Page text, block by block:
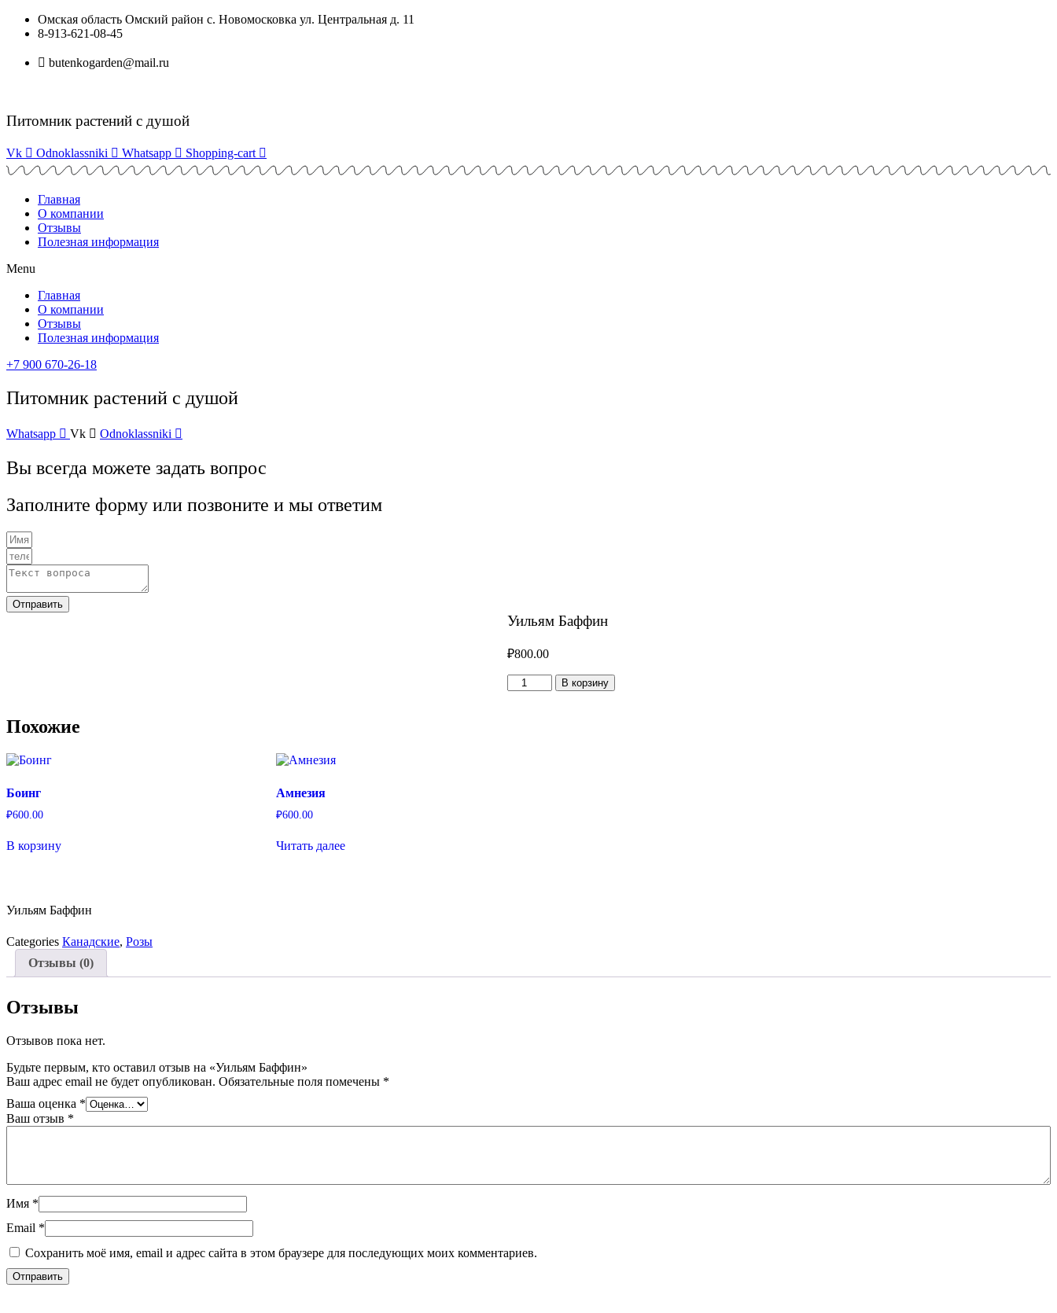
ПерейтиОмская область Омский район с. Новомосковка ул. Центральная д. 11
8-913-621-08-45
butenkogarden@mail.ru
Питомник растений с душой
Vk Odnoklassniki Whatsapp Shopping-cart
Главная
О компании
Отзывы
Полезная информация
Menu
Главная
О компании
Отзывы
Полезная информация
+7 900 670-26-18
Питомник растений с душой
Whatsapp Vk Odnoklassniki
Вы всегда можете задать вопрос
Заполните форму или позвоните и мы ответим
Отправить
Уильям Баффин
₽800.00
Количество
товара
В корзину
Похожие
Боинг
₽600.00
В корзину
Амнезия
₽600.00
Читать далее
Уильям Баффин
Categories Канадские, Розы
Отзывы (0)
Отзывы
Отзывов пока нет.
Будьте первым, кто оставил отзыв на «Уильям Баффин»
Ваш адрес email не будет опубликован. Обязательные поля помечены *
Ваша оценка *
Ваш отзыв *
Имя *
Email *
Сохранить моё имя, email и адрес сайта в этом браузере для последующих моих комментариев.